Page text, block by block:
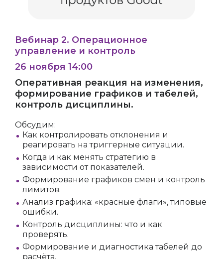
Вебинар 2. Операционное
управление и контроль
26 ноября 14:00
Оперативная реакция на изменения,
формирование графиков и табелей,
контроль дисциплины.
Обсудим:
Как контролировать отклонения и
реагировать на триггерные ситуации.
Когда и как менять стратегию в
зависимости от показателей.
Формирование графиков смен и контроль
лимитов.
Анализ графика: «красные флаги», типовые
ошибки.
Контроль дисциплины: что и как
проверять.
Формирование и диагностика табелей до
расчёта.